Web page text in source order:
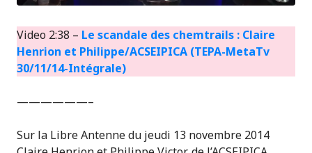
Video 2:38 – Le scandale des chemtrails : Claire
Henrion et Philippe/ACSEIPICA (TEPA-MetaTv
30/11/14-Intégrale)
——————–
Sur la Libre Antenne du jeudi 13 novembre 2014